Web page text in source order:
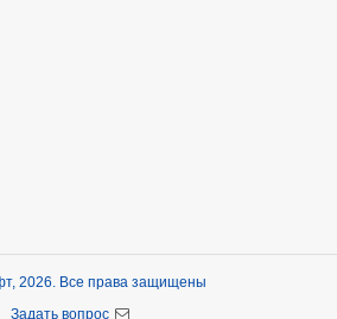
2026. Все права защищены
Задать вопрос